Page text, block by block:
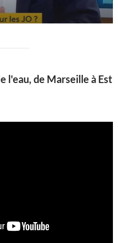
l'eau, de Marseille à Est